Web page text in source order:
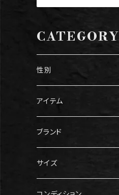
CATEGORY
性別
メンズ
レディース
アイテム
トップス
Tシャツ
ニット・セーター
ボトムス
パンツ
アウター
ブランド
Gucci（グッチ）
Prada（プラダ）
サイズ
メンズ服